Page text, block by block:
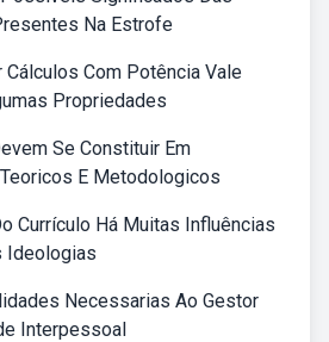
Na Estrofe
Cálculos Com Potência Vale
Propriedades
Se Constituir Em
E Metodologicos
Currículo Há Muitas Influências
Ideologias
Necessarias Ao Gestor
Interpessoal